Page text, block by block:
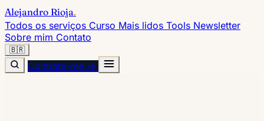
Alejandro Rioja.
Todos os serviços Curso Mais lidos Tools Newsletter
Sobre mim Contato
🇧🇷
Contrate-me →